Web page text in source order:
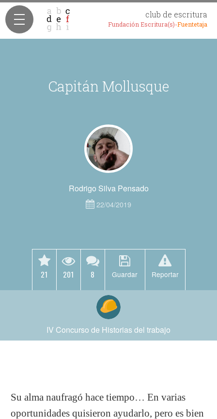
club de escritura
Fundación Escritura(s)-Fuentetaja
Capitán Mollusque
Rodrigo Silva Pensado
22/04/2019
21 201 8 Guardar Reportar
IV Concurso de Historias del trabajo
Su alma naufragó hace tiempo… En varias
oportunidades quisieron ayudarlo, pero es bien